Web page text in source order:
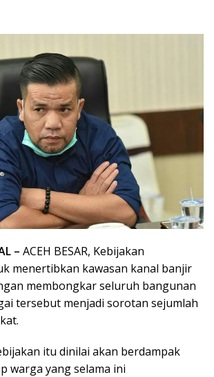
– ACEH BESAR, Kebijakan
menertibkan kawasan kanal banjir
membongkar seluruh bangunan
tersebut menjadi sorotan sejumlah
itu dinilai akan berdampak
warga yang selama ini